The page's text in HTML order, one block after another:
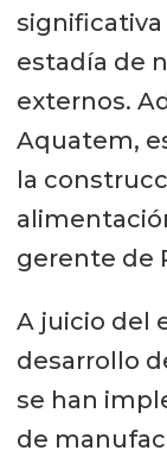
estadía de
externos.
Aquatem,
la
gerente de
A juicio del
desarrollo
se han
de